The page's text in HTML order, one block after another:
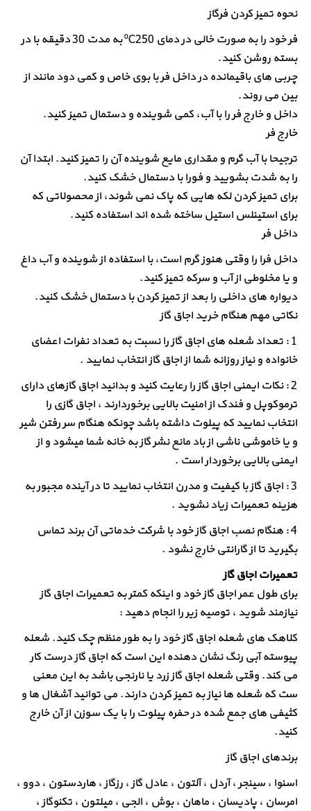
نحوه تمیز کردن فرگاز
فر خود را به صورت خالی در دمای ⁰C250 به مدت 30 دقیقه با در
بسته روشن کنید.
چربی های باقیمانده در داخل فر با بوی خاص و کمی دود مانند از
بین می روند.
داخل و خارج فر را با آب، کمی شوینده و دستمال تمیز کنید.
خارج فر
ترجیحا با آب گرم و مقداری مایع شوینده آن را تمیز کنید. ابتدا آن
را به شدت بشویید و فورا با دستمال خشک کنید.
برای تمیز کردن لکه هایی که پاک نمی شوند، از محصولاتی که
برای استینلس استیل ساخته شده اند استفاده کنید.
داخل فر
داخل فرا را وقتی هنوز گرم است، با استفاده از شوینده و آب داغ
و یا مخلوطی از آب و سرکه تمیز کنید.
دیواره های داخلی را بعد از تمیز کردن با دستمال خشک کنید.
نکاتی مهم هنگام خرید اجاق گاز
1 : تعداد شعله های اجاق گاز را نسبت به تعداد نفرات اعضای
خانواده و نیاز روزانه شما از اجاق گاز انتخاب نمایید .
2 : نکات ایمنی اجاق گاز را رعایت کنید و بدانید اجاق گازهای دارای
ترموکوپل و فندک از امنیت بالایی برخوردارند ، اجاق گازی را
انتخاب نمایید که پیلوت داشته باشد چونکه هنگام سر رفتن شیر
و یا خاموشی ناشی از باد مانع نشر گاز به خانه شما میشود و از
ایمنی بالایی برخوردار است .
3 : اجاق گاز با کیفیت و مدرن انتخاب نمایید تا در آینده مجبور به
هزینه تعمیرات زیاد نشوید .
4 : هنگام نصب اجاق گاز خود با شرکت خدماتی آن برند تماس
بگیرید تا از گارانتی خارج نشود .
تعمیرات اجاق گاز
برای طول عمر اجاق گاز خود و اینکه کمتر به تعمیرات اجاق گاز
نیازمند شوید ، توصیه زیر را انجام دهید :
کلاهک های شعله اجاق گاز خود را به طور منظم چک کنید. شعله
پیوسته آبی رنگ نشان دهنده این است که اجاق گاز درست کار
می کند. وقتی شعله اجاق گاز زرد یا نارنجی باشد به این معنی
ست که شعله ها نیاز به تمیز کردن دارند. می توانید آشغال ها و
کثیفی های جمع شده در حفره پیلوت را با یک سوزن از آن خارج
کنید.
برندهای اجاق گاز
اسنوا ، سینجر ، آردل ، آلتون ، عادل گاز ، رزگاز ، هاردستون ، دوو ،
امرسان ، پادیسان ، ماهان ، بوش ، الجی ، میلتون ، تکنوگاز ،